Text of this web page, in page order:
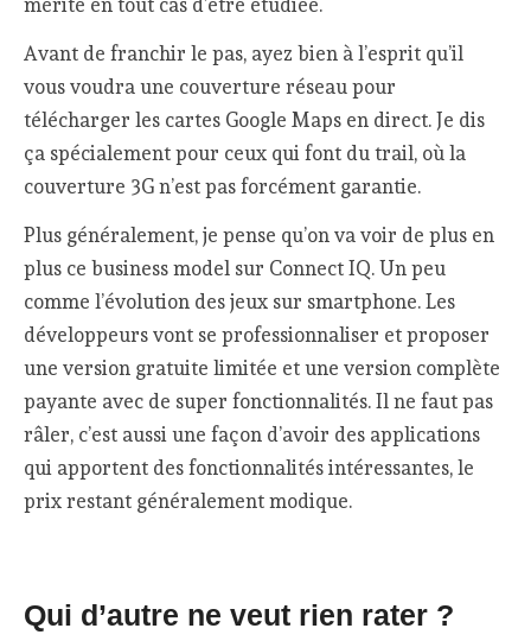
mérite en tout cas d’être étudiée.
Avant de franchir le pas, ayez bien à l’esprit qu’il
vous voudra une couverture réseau pour
télécharger les cartes Google Maps en direct. Je dis
ça spécialement pour ceux qui font du trail, où la
couverture 3G n’est pas forcément garantie.
Plus généralement, je pense qu’on va voir de plus en
plus ce business model sur Connect IQ. Un peu
comme l’évolution des jeux sur smartphone. Les
développeurs vont se professionnaliser et proposer
une version gratuite limitée et une version complète
payante avec de super fonctionnalités. Il ne faut pas
râler, c’est aussi une façon d’avoir des applications
qui apportent des fonctionnalités intéressantes, le
prix restant généralement modique.
Qui d’autre ne veut rien rater ?